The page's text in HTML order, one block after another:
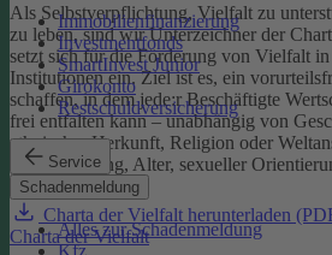
Immobilienfinanzierung
Investmentfonds
SmartInvest Junior
Girokonto
Restschuldversicherung
Service
Schadenmeldung
Alles zur Schadenmeldung
Kfz
Als Selbstverpflichtung, Vielfalt zu
zu leben, sind wir Unterzeichner der
setzt sich für die Förderung von Vielfalt
Institutionen ein.Ziel ist es, ein
schaffen, in dem jede:r Beschäftigte
frei entfalten kann – unabhängig von
ethnischer Herkunft, Religion oder
Einschränkung, Alter, sexueller
Identität.
Charta der Vielfalt herunterladen
Charta der Vielfalt